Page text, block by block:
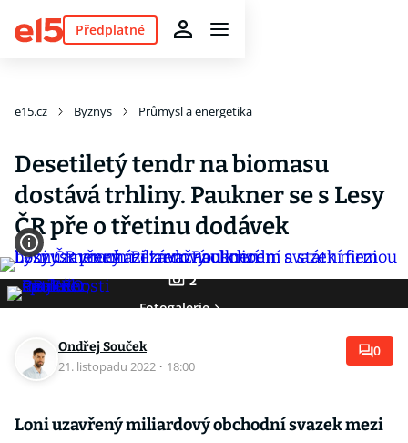
Předplatné
e15.cz Byznys Průmysl a energetika
Desetiletý tendr na biomasu
dostává trhliny. Paukner se s Lesy
ČR pře o třetinu dodávek
2
Fotogalerie
Ondřej Souček
21. listopadu 2022 · 18:00
0
Loni uzavřený miliardový obchodní svazek mezi